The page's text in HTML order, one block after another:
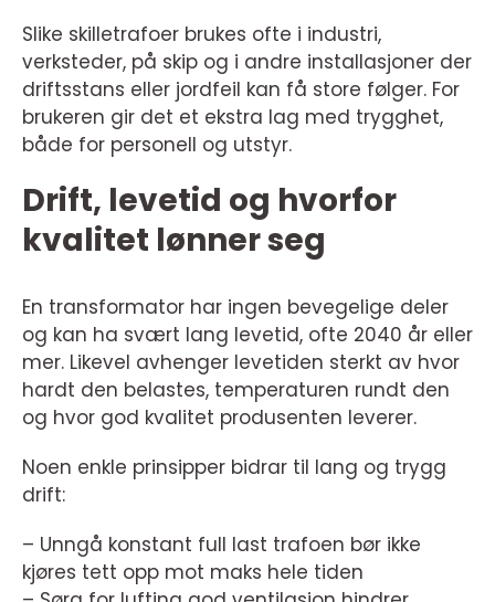
Slike skilletrafoer brukes ofte i industri,
verksteder, på skip og i andre installasjoner der
driftsstans eller jordfeil kan få store følger. For
brukeren gir det et ekstra lag med trygghet,
både for personell og utstyr.
Drift, levetid og hvorfor
kvalitet lønner seg
En transformator har ingen bevegelige deler
og kan ha svært lang levetid, ofte 2040 år eller
mer. Likevel avhenger levetiden sterkt av hvor
hardt den belastes, temperaturen rundt den
og hvor god kvalitet produsenten leverer.
Noen enkle prinsipper bidrar til lang og trygg
drift:
– Unngå konstant full last trafoen bør ikke
kjøres tett opp mot maks hele tiden